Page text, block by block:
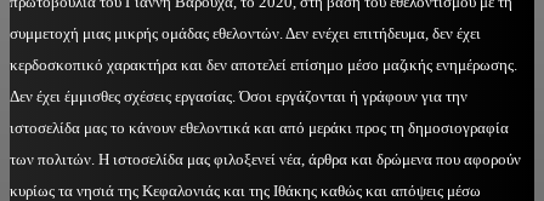
συμμετοχή μιας μικρής ομάδας εθελοντών. Δεν ενέχει επιτήδευμα, δεν έχει
κερδοσκοπικό χαρακτήρα και δεν αποτελεί επίσημο μέσο μαζικής ενημέρωσης.
Δεν έχει έμμισθες σχέσεις εργασίας. Όσοι εργάζονται ή γράφουν για την
ιστοσελίδα μας το κάνουν εθελοντικά και από μεράκι προς τη δημοσιογραφία
των πολιτών. Η ιστοσελίδα μας φιλοξενεί νέα, άρθρα και δρώμενα που αφορούν
κυρίως τα νησιά της Κεφαλονιάς και της Ιθάκης καθώς και απόψεις μέσω